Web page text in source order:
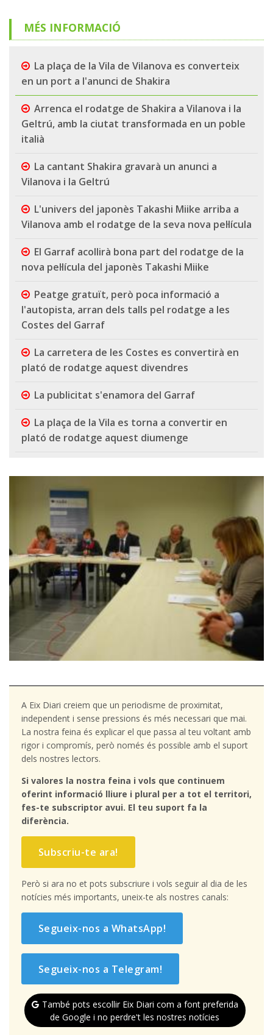
MÉS INFORMACIÓ
La plaça de la Vila de Vilanova es converteix
en un port a l'anunci de Shakira
Arrenca el rodatge de Shakira a Vilanova i la
Geltrú, amb la ciutat transformada en un poble
italià
La cantant Shakira gravarà un anunci a
Vilanova i la Geltrú
L'univers del japonès Takashi Miike arriba a
Vilanova amb el rodatge de la seva nova pel·lícula
El Garraf acollirà bona part del rodatge de la
nova pel·lícula del japonès Takashi Miike
Peatge gratuït, però poca informació a
l'autopista, arran dels talls pel rodatge a les
Costes del Garraf
La carretera de les Costes es convertirà en
plató de rodatge aquest divendres
La publicitat s'enamora del Garraf
La plaça de la Vila es torna a convertir en
plató de rodatge aquest diumenge
A Eix Diari creiem que un periodisme de proximitat,
independent i sense pressions és més necessari que mai.
La nostra feina és explicar el que passa al teu voltant amb
rigor i compromís, però només és possible amb el suport
dels nostres lectors.
Si valores la nostra feina i vols que continuem
oferint informació lliure i plural per a tot el territori,
fes-te subscriptor avui. El teu suport fa la
diferència.
Subscriu-te ara!
Però si ara no et pots subscriure i vols seguir al dia de les
notícies més importants, uneix-te als nostres canals:
Segueix-nos a WhatsApp!
Segueix-nos a Telegram!
També pots escollir Eix Diari com a font preferida
de Google i no perdre't les nostres notícies